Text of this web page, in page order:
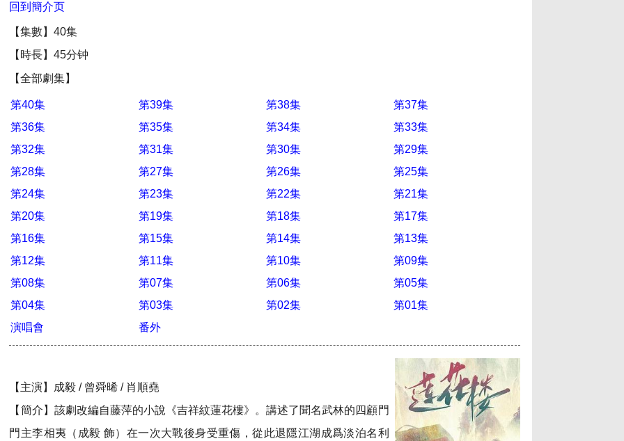
回到簡介页
【集數】40集
【時長】45分钟
【全部劇集】
第40集 第39集 第38集
第37集
第36集
第35集 第34集
第33集
第32集
第31集 第30集
第29集
第28集
第27集 第26集
第25集
第24集
第23集 第22集
第21集
第20集
第19集 第18集
第17集
第16集
第15集 第14集
第13集
第12集
第11集 第10集
第09集
第08集
第07集 第06集
第05集
第04集
第03集 第02集
第01集
演唱會
番外
【主演】成毅 / 曾舜晞 / 肖順堯
【簡介】該劇改編自藤萍的小說《吉祥紋蓮花樓》。講述了聞名武林的四顧門
門主李相夷（成毅 飾）在一次大戰後身受重傷，從此退隱江湖成爲淡泊名利